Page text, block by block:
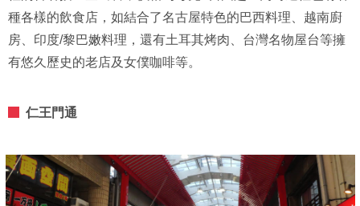
種各樣的飲食店，如結合了名古屋特色的巴西料理、越南廚
房、印度/黎巴嫩料理，還有土耳其烤肉、台灣名物屋台等擁
有悠久歷史的老店及女僕咖啡等。
仁王門通